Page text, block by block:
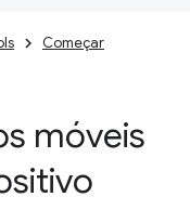
Começar
móveis